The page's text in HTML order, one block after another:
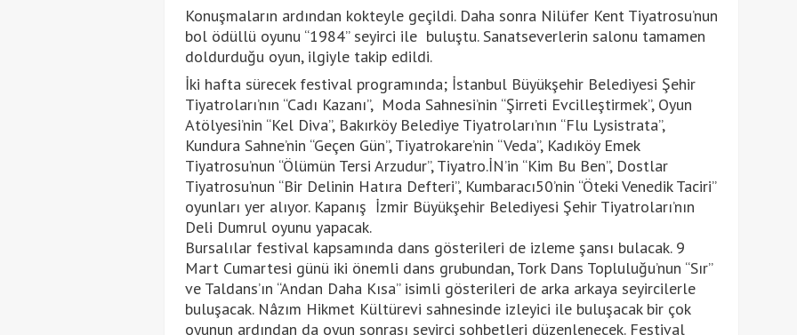
Konuşmaların ardından kokteyle geçildi. Daha sonra Nilüfer Kent Tiyatrosu’nun
bol ödüllü oyunu “1984” seyirci ile buluştu. Sanatseverlerin salonu tamamen
doldurduğu oyun, ilgiyle takip edildi.
İki hafta sürecek festival programında; İstanbul Büyükşehir Belediyesi Şehir
Tiyatroları’nın “Cadı Kazanı”, Moda Sahnesi’nin “Şirreti Evcilleştirmek”, Oyun
Atölyesi’nin “Kel Diva”, Bakırköy Belediye Tiyatroları’nın “Flu Lysistrata”,
Kundura Sahne’nin “Geçen Gün”, Tiyatrokare’nin “Veda”, Kadıköy Emek
Tiyatrosu’nun “Ölümün Tersi Arzudur”, Tiyatro.İN’in “Kim Bu Ben”, Dostlar
Tiyatrosu’nun “Bir Delinin Hatıra Defteri”, Kumbaracı50’nin “Öteki Venedik Taciri”
oyunları yer alıyor. Kapanış İzmir Büyükşehir Belediyesi Şehir Tiyatroları’nın
Deli Dumrul oyunu yapacak.
Bursalılar festival kapsamında dans gösterileri de izleme şansı bulacak. 9
Mart Cumartesi günü iki önemli dans grubundan, Tork Dans Topluluğu’nun “Sır”
ve Taldans’ın “Andan Daha Kısa” isimli gösterileri de arka arkaya seyircilerle
buluşacak. Nâzım Hikmet Kültürevi sahnesinde izleyici ile buluşacak bir çok
oyunun ardından da oyun sonrası seyirci sohbetleri düzenlenecek. Festival